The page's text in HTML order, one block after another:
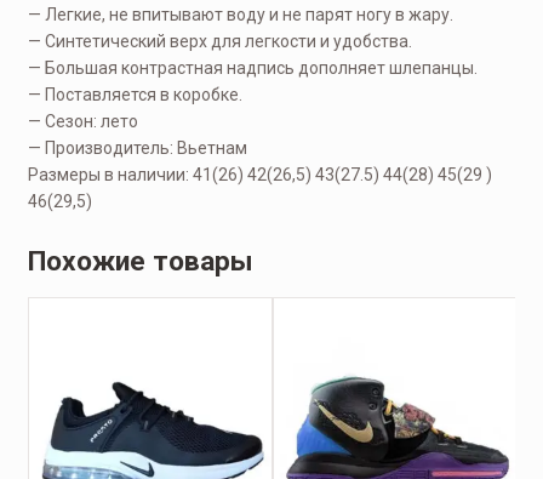
— Легкие, не впитывают воду и не парят ногу в жару.
— Синтетический верх для легкости и удобства.
— Большая контрастная надпись дополняет шлепанцы.
— Поставляется в коробке.
— Сезон: лето
— Производитель: Вьетнам
Размеры в наличии: 41(26) 42(26,5) 43(27.5) 44(28) 45(29 )
46(29,5)
Похожие товары